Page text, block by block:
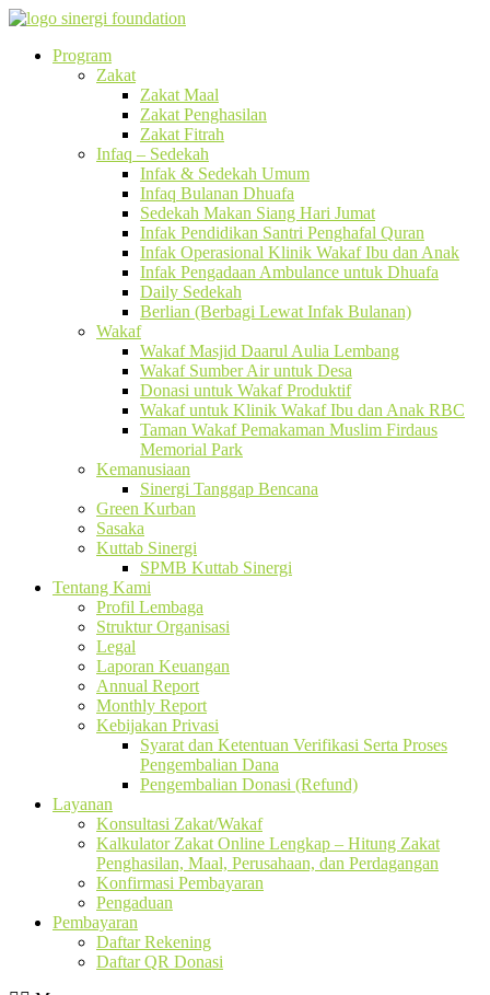
Program
Zakat
Zakat Maal
Zakat Penghasilan
Zakat Fitrah
Infaq – Sedekah
Infak & Sedekah Umum
Infaq Bulanan Dhuafa
Sedekah Makan Siang Hari Jumat
Infak Pendidikan Santri Penghafal Quran
Infak Operasional Klinik Wakaf Ibu dan Anak
Infak Pengadaan Ambulance untuk Dhuafa
Daily Sedekah
Berlian (Berbagi Lewat Infak Bulanan)
Wakaf
Wakaf Masjid Daarul Aulia Lembang
Wakaf Sumber Air untuk Desa
Donasi untuk Wakaf Produktif
Wakaf untuk Klinik Wakaf Ibu dan Anak RBC
Taman Wakaf Pemakaman Muslim Firdaus
Memorial Park
Kemanusiaan
Sinergi Tanggap Bencana
Green Kurban
Sasaka
Kuttab Sinergi
SPMB Kuttab Sinergi
Tentang Kami
Profil Lembaga
Struktur Organisasi
Legal
Laporan Keuangan
Annual Report
Monthly Report
Kebijakan Privasi
Syarat dan Ketentuan Verifikasi Serta Proses
Pengembalian Dana
Pengembalian Donasi (Refund)
Layanan
Konsultasi Zakat/Wakaf
Kalkulator Zakat Online Lengkap – Hitung Zakat
Penghasilan, Maal, Perusahaan, dan Perdagangan
Konfirmasi Pembayaran
Pengaduan
Pembayaran
Daftar Rekening
Daftar QR Donasi